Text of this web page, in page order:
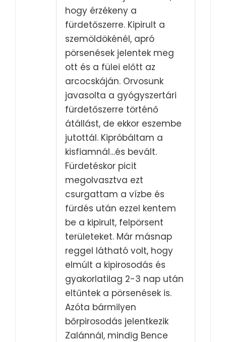
hogy érzékeny a
fürdetőszerre. Kipirult a
szemöldökénél, apró
pörsenések jelentek meg
ott és a fülei előtt az
arcocskáján. Orvosunk
javasolta a gyógyszertári
fürdetőszerre történő
átállást, de ekkor eszembe
jutottál. Kipróbáltam a
kisfiamnál…és bevált.
Fürdetéskor picit
megolvasztva ezt
csurgattam a vízbe és
fürdés után ezzel kentem
be a kipirult, felpörsent
területeket. Már másnap
reggel látható volt, hogy
elmúlt a kipirosodás és
gyakorlatilag 2-3 nap után
eltűntek a pörsenések is.
Azóta bármilyen
bőrpirosodás jelentkezik
Zalánnál, mindig Bence